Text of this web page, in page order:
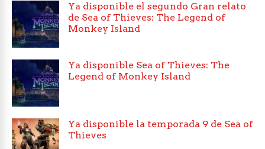
Ya disponible el segundo Gran relato
de Sea of Thieves: The Legend of
Monkey Island
Ya disponible Sea of Thieves: The
Legend of Monkey Island
Ya disponible la temporada 9 de Sea of
Thieves